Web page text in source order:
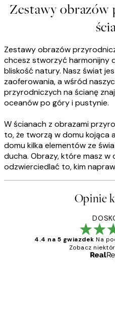
Zestawy obrazów
Zestawy obrazów
chcesz stworzyć harmonijny
bliskość natury. Nasz świat
zaoferowania, a wśród
przyrodniczych na ścianę
oceanów po góry i pustynie.
W ścianach z obrazami
to, że tworzą w domu kojąca
domu kilka elementów ze
ducha. Obrazy, które masz w
odzwierciedlać to, kim
Opinie
4.4 na 5 gwiazdek Na
Zobacz